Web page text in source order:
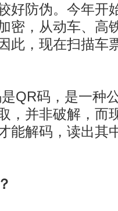
好防伪。今年开
密，从动车、高
此，现在扫描车
码，是一种
，并非破解，而
能解码，读出其